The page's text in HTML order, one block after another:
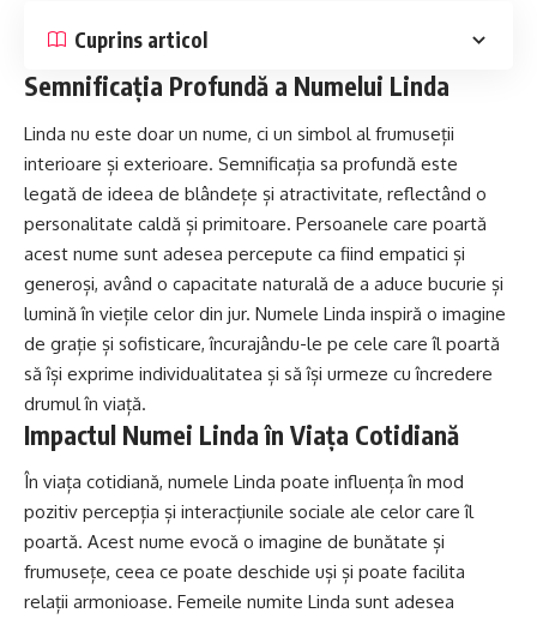
Cuprins articol
Semnificația Profundă a Numelui Linda
Linda nu este doar un nume, ci un simbol al frumuseții
interioare și exterioare. Semnificația sa profundă este
legată de ideea de blândețe și atractivitate, reflectând o
personalitate caldă și primitoare. Persoanele care poartă
acest nume sunt adesea percepute ca fiind empatici și
generoși, având o capacitate naturală de a aduce bucurie și
lumină în viețile celor din jur. Numele Linda inspiră o imagine
de grație și sofisticare, încurajându-le pe cele care îl poartă
să își exprime individualitatea și să își urmeze cu încredere
drumul în viață.
Impactul Numei Linda în Viața Cotidiană
În viața cotidiană, numele Linda poate influența în mod
pozitiv percepția și interacțiunile sociale ale celor care îl
poartă. Acest nume evocă o imagine de bunătate și
frumusețe, ceea ce poate deschide uși și poate facilita
relații armonioase. Femeile numite Linda sunt adesea